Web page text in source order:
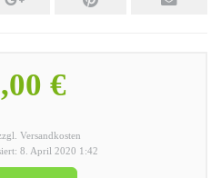
€
Versandkosten
8. April 2020 1:42